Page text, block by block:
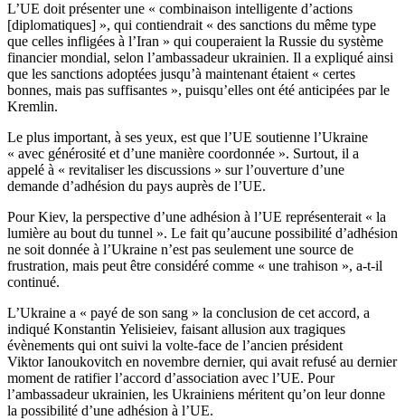
L’UE doit présenter une « combinaison intelligente d’actions
[diplomatiques] », qui contiendrait « des sanctions du même type
que celles infligées à l’Iran » qui couperaient la Russie du système
financier mondial, selon l’ambassadeur ukrainien. Il a expliqué ainsi
que les sanctions adoptées jusqu’à maintenant étaient « certes
bonnes, mais pas suffisantes », puisqu’elles ont été anticipées par le
Kremlin.
Le plus important, à ses yeux, est que l’UE soutienne l’Ukraine
« avec générosité et d’une manière coordonnée ». Surtout, il a
appelé à « revitaliser les discussions » sur l’ouverture d’une
demande d’adhésion du pays auprès de l’UE.
Pour Kiev, la perspective d’une adhésion à l’UE représenterait « la
lumière au bout du tunnel ». Le fait qu’aucune possibilité d’adhésion
ne soit donnée à l’Ukraine n’est pas seulement une source de
frustration, mais peut être considéré comme « une trahison », a-t-il
continué.
L’Ukraine a « payé de son sang » la conclusion de cet accord, a
indiqué Konstantin Yelisieiev, faisant allusion aux tragiques
évènements qui ont suivi la volte-face de l’ancien président
Viktor Ianoukovitch en novembre dernier, qui avait refusé au dernier
moment de ratifier l’accord d’association avec l’UE. Pour
l’ambassadeur ukrainien, les Ukrainiens méritent qu’on leur donne
la possibilité d’une adhésion à l’UE.